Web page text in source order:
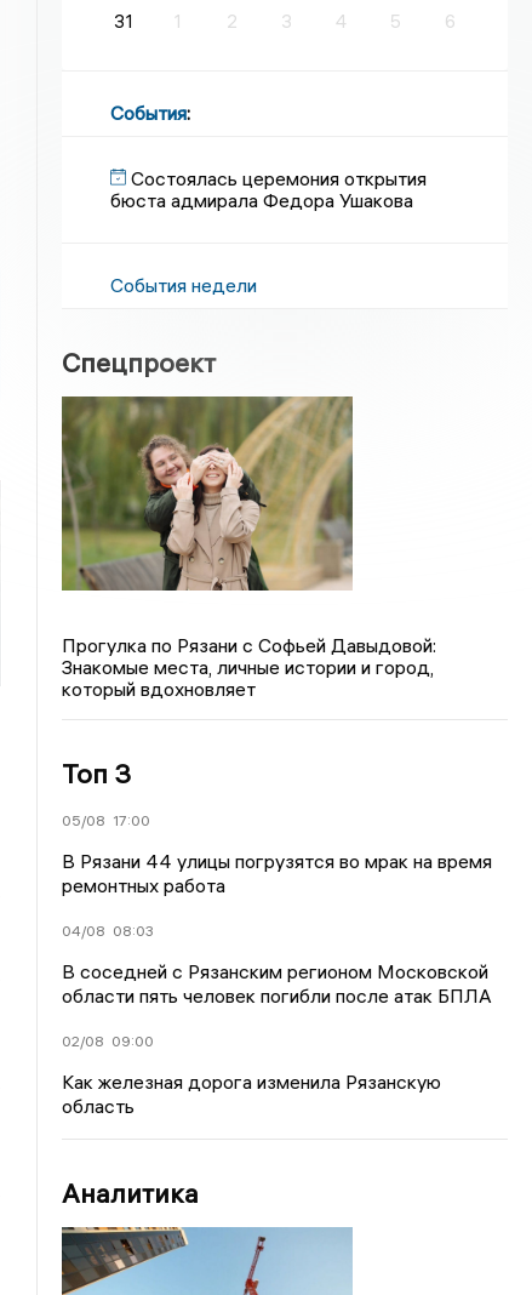
31
1 2 3 4 5 6
События:
Состоялась церемония открытия
бюста адмирала Федора Ушакова
События недели
Спецпроект
Прогулка по Рязани с Софьей Давыдовой:
Знакомые места, личные истории и город,
который вдохновляет
Топ 3
05/08 17:00
В Рязани 44 улицы погрузятся во мрак на время
ремонтных работа
04/08 08:03
В соседней с Рязанским регионом Московской
области пять человек погибли после атак БПЛА
02/08 09:00
Как железная дорога изменила Рязанскую
область
Аналитика